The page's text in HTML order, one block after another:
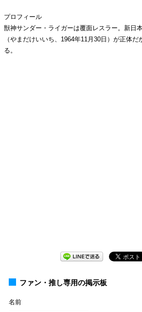
プロフィール
獣神サンダー・ライガーは覆面レスラー。新日
（やまだけいいち、1964年11月30日）が正体
る。
ファン・推し専用の掲示板
名前